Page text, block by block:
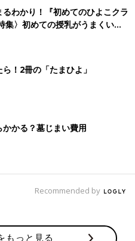
わかり！『初めてのひよこクラ
集〉初めての授乳がうまくい
の基本と夏のトラブル 解決テ
！2冊の「たまひよ」
かる？墓じまい費用
Recommended by
もっと見る